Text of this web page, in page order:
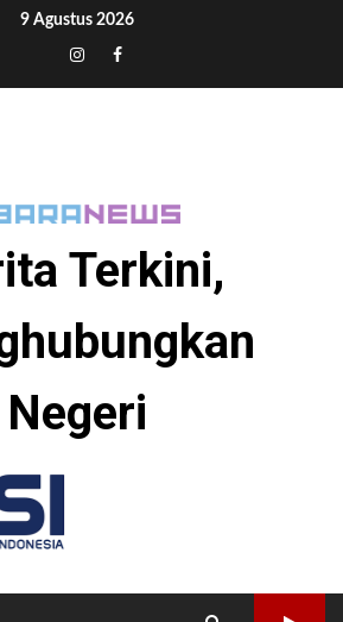
9 Agustus 2026
Tiktok
InstagramFacebook
Terkini,
Negeri